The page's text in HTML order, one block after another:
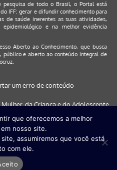
pesquisa de todo o Brasil, o Portal está
IFF: gerar e difundir conhecimento para
de saúde inerentes as suas atividades,
e na melhor evidência
Aberto ao Conhecimento, que busca
público e aberto ao conteúdo integral de
um erro de conteúdo
da Criança e do Adolescente
navegadores: Google Chrome (a
(a partir da versão 9) | FireFox (
versão 29)
porQuattri Design
que oferecemos a melhor
nosso site.
assumiremos que você está
com ele.